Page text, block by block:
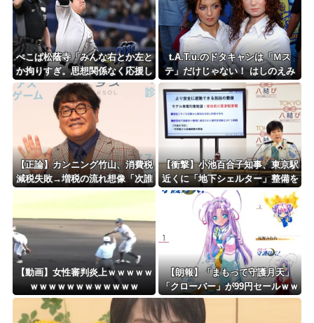
Powered by livedoor 相互RSS
ぺこぱ松蔭寺「みんな右とか左と
か拘りすぎ。思想関係なく応援し
ようよ」
t.A.T.u.のドタキャンは「Ｍス
テ」だけじゃない！ はしのえみ
「来なかったんですよ…」
【正論】カンニング竹山、消費税
減税失敗→増税の流れ想像「次誰
が総理やりたいと思います？」
【衝撃】小池百合子知事、東京駅
近くに「地下シェルター」整備を
正式表明ｗｗｗｗｗｗｗｗｗ
【動画】女性審判炎上ｗｗｗｗｗ
ｗｗｗｗｗｗｗｗｗｗｗｗ
【朗報】「まもって守護月天」
「クローバー」が99円セールｗｗ
ｗｗｗｗｗｗｗｗｗｗ